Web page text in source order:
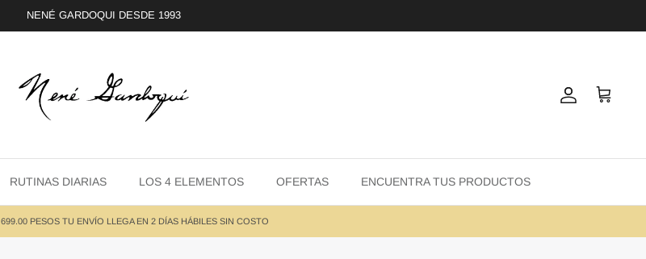
NENÉ GARDOQUI DESDE 1993
CuentaCarrito
RUTINAS DIARIAS LOS 4 ELEMENTOS OFERTAS ENCUENTRA TUS PRODUCTOS
PESOS TU ENVÍO LLEGA EN 2 DÍAS HÁBILES SIN COSTO